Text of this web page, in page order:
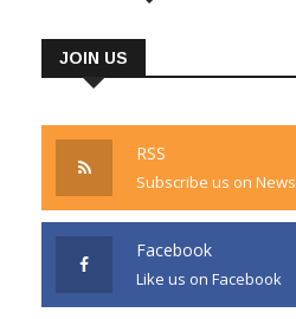
JOIN US
RSS
Subscribe us on News
Facebook
Like us on Facebook